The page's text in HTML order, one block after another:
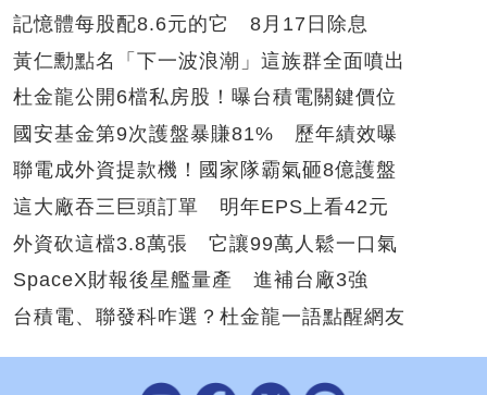
記憶體每股配8.6元的它 8月17日除息
黃仁勳點名「下一波浪潮」這族群全面噴出
杜金龍公開6檔私房股！曝台積電關鍵價位
國安基金第9次護盤暴賺81% 歷年績效曝
聯電成外資提款機！國家隊霸氣砸8億護盤
這大廠吞三巨頭訂單 明年EPS上看42元
外資砍這檔3.8萬張 它讓99萬人鬆一口氣
SpaceX財報後星艦量產 進補台廠3強
台積電、聯發科咋選？杜金龍一語點醒網友